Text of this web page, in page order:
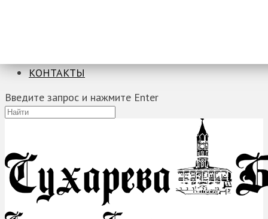
КОНТАКТЫ
Введите запрос и нажмите Enter